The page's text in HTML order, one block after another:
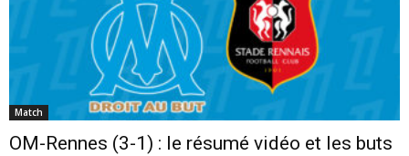
Match
OM-Rennes (3-1) : le résumé vidéo et les buts